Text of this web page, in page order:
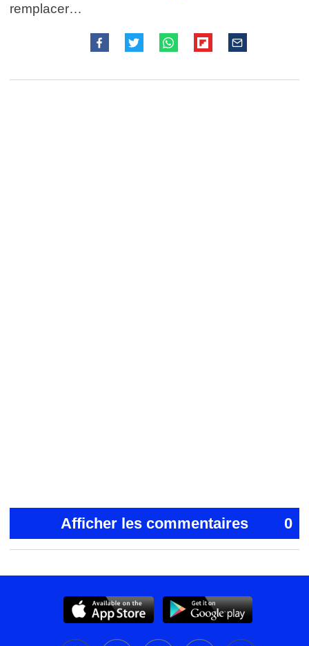
remplacer…
Afficher les commentaires 0